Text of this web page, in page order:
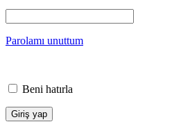
Parolamı unuttum
Beni hatırla